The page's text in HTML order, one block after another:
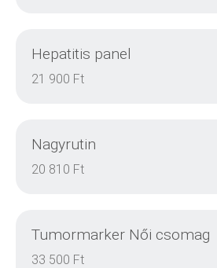
Hepatitis panel
21 900 Ft
Nagyrutin
20 810 Ft
Tumormarker Női csomag
33 500 Ft